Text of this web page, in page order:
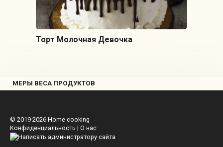
Торт Молочная Девочка
МЕРЫ ВЕСА ПРОДУКТОВ
© 2019-2026 Home cooking
Конфиденциальность | О нас